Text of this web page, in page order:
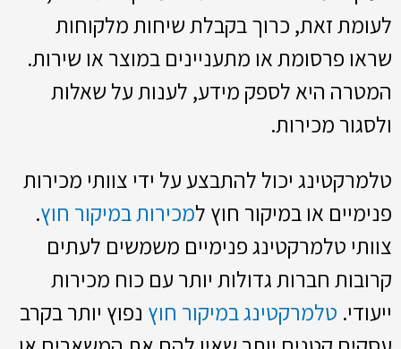
לעומת זאת, כרוך בקבלת שיחות מלקוחות
שראו פרסומת או מתעניינים במוצר או שירות.
המטרה היא לספק מידע, לענות על שאלות
ולסגור מכירות.
טלמרקטינג יכול להתבצע על ידי צוותי מכירות
פנימיים או במיקור חוץ למכירות במיקור חוץ.
צוותי טלמרקטינג פנימיים משמשים לעתים
קרובות חברות גדולות יותר עם כוח מכירות
ייעודי. טלמרקטינג במיקור חוץ נפוץ יותר בקרב